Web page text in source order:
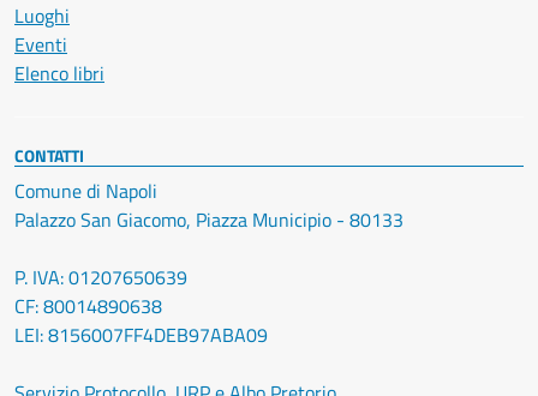
Luoghi
Eventi
Elenco libri
CONTATTI
Comune di Napoli
Palazzo San Giacomo, Piazza Municipio - 80133
P. IVA: 01207650639
CF: 80014890638
LEI: 8156007FF4DEB97ABA09